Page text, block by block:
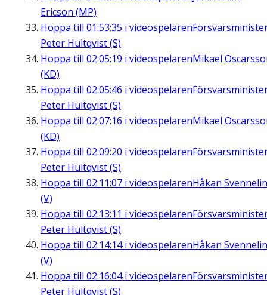
Ericson (MP)
Hoppa till 01:53:35 i videospelaren
Peter Hultqvist (S)
Hoppa till 02:05:19 i videospelarenMikael
(KD)
Hoppa till 02:05:46 i videospelaren
Peter Hultqvist (S)
Hoppa till 02:07:16 i videospelarenMikael
(KD)
Hoppa till 02:09:20 i videospelaren
Peter Hultqvist (S)
Hoppa till 02:11:07 i videospelarenHåkan
(V)
Hoppa till 02:13:11 i videospelaren
Peter Hultqvist (S)
Hoppa till 02:14:14i videospelarenHåkan
(V)
Hoppa till 02:16:04i videospelaren
Peter Hultqvist (S)